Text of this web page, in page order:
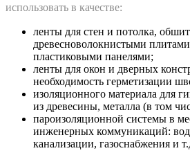
использовать в качестве:
ленты для стен и потолка,
древесноволокнистыми
пластиковыми панелями;
ленты для окон и дверных
необходимость герметизации
изоляционного материала для
из древесины, металла (в том
пароизоляционной системы в
инженерных коммуникаций:
канализации, газоснабжения и